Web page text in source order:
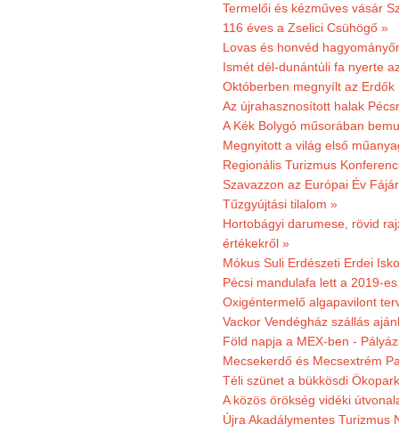
Termelői és kézműves vásár
116 éves a Zselici Csühögő »
Lovas és honvéd
Ismét dél-dunántúli fa nyerte
Októberben megnyílt az
Az újrahasznosított halak
A Kék Bolygó műsorában
Megnyitott a világ első
Regionális Turizmus
Szavazzon az Európai Év
Tűzgyújtási tilalom »
Hortobágyi darumese, rövid
értékekről »
Mókus Suli Erdészeti Erdei
Pécsi mandulafa lett a 2019-
Oxigéntermelő algapavilont
Vackor Vendégház szállás
Föld napja a MEX-ben -
Mecsekerdő és Mecsextrém
Téli szünet a bükkösdi
A közös örökség vidéki
Újra Akadálymentes Turizmus